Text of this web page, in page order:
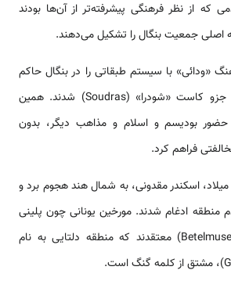
که از نظر فرهنگی پیشرفته‌تر از آن‌ها بودند
اصلی جمعیت بنگال را تشکیل می‌دهند.
«ودائی» با سیستم طبقاتی را در بنگال حاکم
کرد و مردم بومی‌ آنجا جزو کاست «شودرا» (Soudras) شدند. همین
حضور بودیسم و اسلام و مذاهب دیگر، بدون
فراهم کرد.
اسکندر مقدونی، به شمال هند هجوم برد و
منطقه ادغام شدند. مورخین یونانی چون پلینی
(Pliny) و بطلمیوس (Betelmuse) معتقدند که منطقه دلتایی به نام